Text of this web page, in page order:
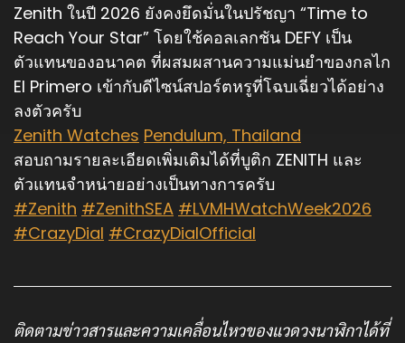
Zenith ในปี 2026 ยังคงยึดมั่นในปรัชญา “Time to
Reach Your Star” โดยใช้คอลเลกชัน DEFY เป็น
ตัวแทนของอนาคต ที่ผสมผสานความแม่นยำของกลไก
El Primero เข้ากับดีไซน์สปอร์ตหรูที่โฉบเฉี่ยวได้อย่าง
ลงตัวครับ
Zenith Watches Pendulum, Thailand
สอบถามรายละเอียดเพิ่มเติมได้ที่บูติก ZENITH และ
ตัวแทนจำหน่ายอย่างเป็นทางการครับ
#Zenith #ZenithSEA #LVMHWatchWeek2026
#CrazyDial #CrazyDialOfficial
ติดตามข่าวสารและความเคลื่อนไหวของแวดวงนาฬิกาได้ที่